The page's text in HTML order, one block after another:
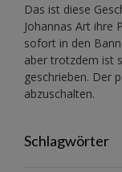
Das ist diese
Johannas Art ihre
sofort in den
aber trotzdem ist
geschrieben. Der
abzuschalten.
Schlagwörter